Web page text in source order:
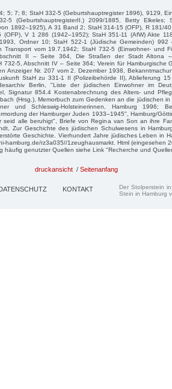
5; 7; 8; StaH 332-5 (Geburtshauptregister 1896), 9129,
5 (GeburtshauptregisterII.) 2099/1885, Betty Elkeles;
1892–1925), A 31 Band 2; StaH 314-15 (OFP), R 181/
(OFP), V 1 286 (1942–1952); StaH 351-11 (AfW) Akte
Ordner 10; StaH 522-1 (Jüdische Gemeinden)
Transport vom 19.7.1942; StaH 732-5 (Einwohner- und
II – Seite 364, Die Straßen der Stadt Altona
732-5, Abschnitt IV – Seite 364; Verein für Hamburgische
Anzeiger Nr. 207 vom 2. Dezember 1938,
StaH zu 331-1 II (Polizeibehörde II), Ablieferung
Berlin, "Liste der jüdischen Einwohner im
Signatur 854.4 Kostenabrechnung des Alters- und
(Hrsg.), Memorbuch zum Gedenken an die jüdischen
und Schles­wig-Holsteinerinnen, Hamburg 1996;
der Hamburger Juden 1933–1945", Hamburg/
seid alle be­ruhigt", Briefe von Regina van Son an ihre
Zur Ge­schichte des jüdischen Schulwesens in
Ge­schichte. Vierhundert Jahre jüdisches Leben in
hamburg.de/rz3a035//1zeughausmarkt. Html (eingesehen
häufig genutzter Quellen siehe Link "Recherche und
druckansicht / Seitenanfang
KONTAKT
Der Stolperstein
Stein in Hamburg